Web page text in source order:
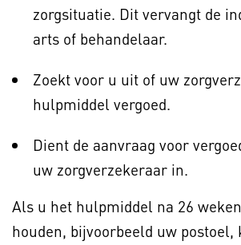
zorgsituatie. Dit vervangt de
arts of behandelaar.
Zoekt voor u uit of uw
hulpmiddel vergoed.
Dient de aanvraag voor
uw zorgverzekeraar in.
Als u het hulpmiddel na 26
houden, bijvoorbeeld uw postoel,